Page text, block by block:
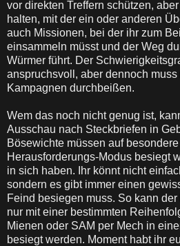
vor direkten Treffern schützen,
halten, mit der ein oder anderen
auch Missionen, bei der ihr zum
einsammeln müsst und der Weg
Würmer führt. Der
anspruchsvoll, aber dennoch
Kampagnen durchbeißen.
Wem das noch nicht genug ist,
Ausschau nach Steckbriefen in
Bösewichte müssen auf besondere
Herausforderungs-Modus besiegt
in sich haben. Ihr könnt nicht
sondern es gibt immer einen
Feind besiegen muss. So kann
nur mit einer bestimmten
Mienen oder SAM per Mech in
besiegt werden. Moment habt ihr